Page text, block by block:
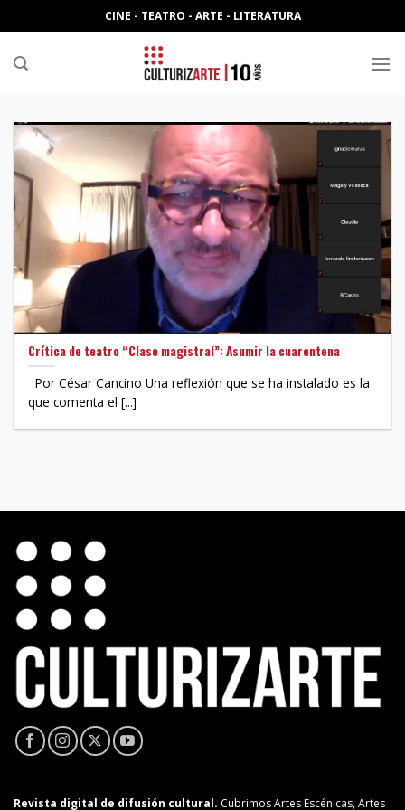
to
content
CINE - TEATRO - ARTE - LITERATURA
Crítica de teatro “Clase magistral”: Asumir la cuarentena
Por César Cancino Una reflexión que se ha instalado es la
que comenta el [...]
Revista digital de difusión cultural. Cubrimos Artes Escénicas, Artes